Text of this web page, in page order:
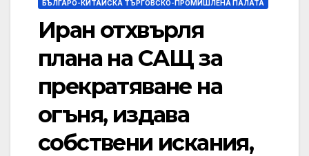
БЪЛГАРО-КИТАЙСКА ТЪРГОВСКО-ПРОМИШЛЕНА ПАЛАТА
Иран отхвърля
плана на САЩ за
прекратяване на
огъня, издава
собствени искания,